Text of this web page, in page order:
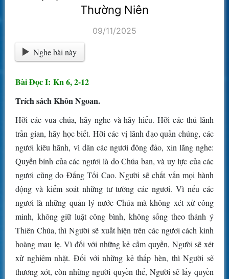
Thường Niên
09/11/2025
Nghe bài này
Bài Ðọc I: Kn 6, 2-12
Trích sách Khôn Ngoan.
Hỡi các vua chúa, hãy nghe và hãy hiểu. Hỡi các thủ lãnh
trần gian, hãy học biết. Hỡi các vị lãnh đạo quần chúng, các
ngươi kiêu hãnh, vì dân các ngươi đông đảo, xin lắng nghe:
Quyền bính của các ngươi là do Chúa ban, và uy lực của các
ngươi cũng do Ðấng Tối Cao. Người sẽ chất vấn mọi hành
động và kiểm soát những tư tưởng các ngươi. Vì nếu các
ngươi là những quản lý nước Chúa mà không xét xử công
minh, không giữ luật công bình, không sống theo thánh ý
Thiên Chúa, thì Người sẽ xuất hiện trên các ngươi cách kinh
hoàng mau lẹ. Vì đối với những kẻ cầm quyền, Người sẽ xét
xử nghiêm nhặt. Ðối với những kẻ thấp hèn, thì Người sẽ
thương xót, còn những người quyền thế, Người sẽ lấy quyền